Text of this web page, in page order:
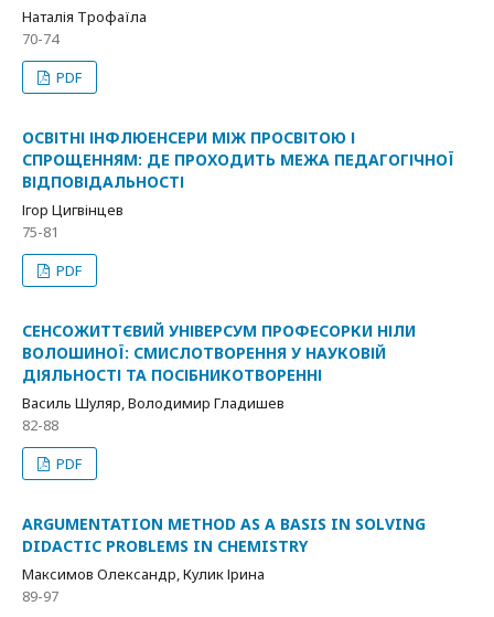
Наталія Трофаїла
70-74
PDF
ОСВІТНІ ІНФЛЮЕНСЕРИ МІЖ ПРОСВІТОЮ І
СПРОЩЕННЯМ: ДЕ ПРОХОДИТЬ МЕЖА ПЕДАГОГІЧНОЇ
ВІДПОВІДАЛЬНОСТІ
Ігор Цигвінцев
75-81
PDF
СЕНСОЖИТТЄВИЙ УНІВЕРСУМ ПРОФЕСОРКИ НІЛИ
ВОЛОШИНОЇ: СМИСЛОТВОРЕННЯ У НАУКОВІЙ
ДІЯЛЬНОСТІ ТА ПОСІБНИКОТВОРЕННІ
Василь Шуляр, Володимир Гладишев
82-88
PDF
ARGUMENTATION METHOD AS A BASIS IN SOLVING
DIDACTIC PROBLEMS IN CHEMISTRY
Максимов Олександр, Кулик Ірина
89-97